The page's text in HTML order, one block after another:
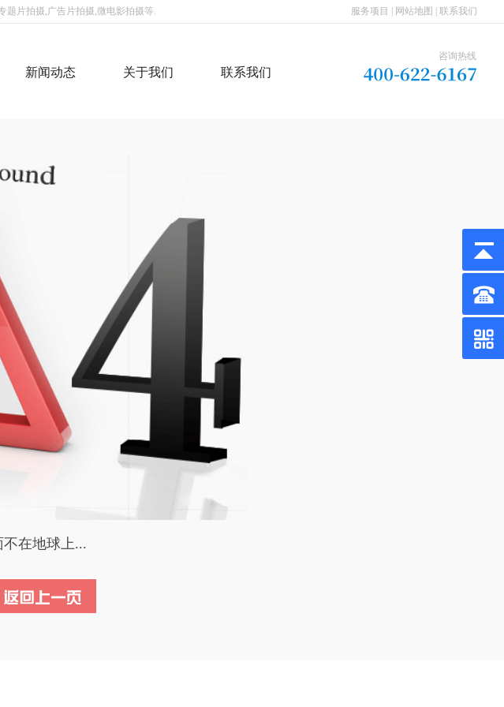
题片拍摄,广告片拍摄,微电影拍摄等. 服务项目 网站地图 |联系我们
新闻动态 关于我们 联系我们
咨询热线
在地球上...